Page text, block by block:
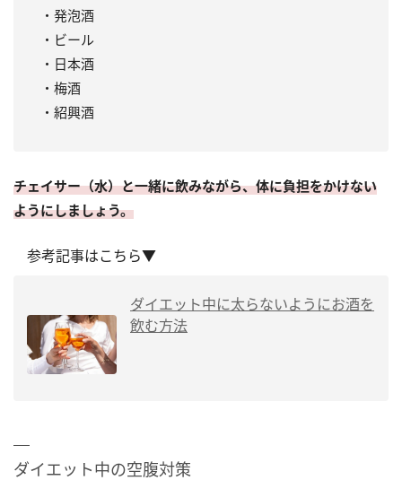
・発泡酒
・ビール
・日本酒
・梅酒
・紹興酒
チェイサー（水）と一緒に飲みながら、体に負担をかけない
ようにしましょう。
参考記事はこちら▼
ダイエット中に太らないようにお酒を
飲む方法
ダイエット中の空腹対策